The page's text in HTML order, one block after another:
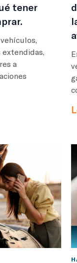
tener
extendidas,
a